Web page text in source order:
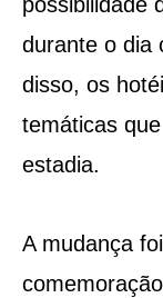
durante o dia
disso, os
temáticas
estadia.
A mudança